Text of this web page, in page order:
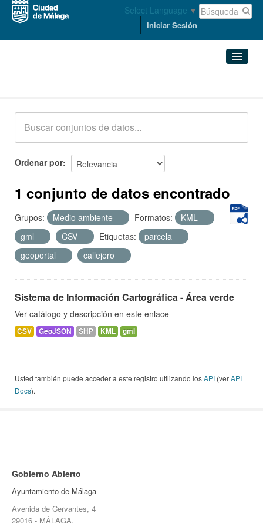
Select Language ▼
Iniciar Sesión
Acerca de
Ordenar por
1 conjunto de datos encontrado
Grupos: Medio ambiente Formatos:
KML
gml
CSV Etiquetas:
parcela
geoportal
callejero
Sistema de Información Cartográfica - Área verde
Ver catálogo y descripción en este enlace
CSV GeoJSON SHP KML gml
Usted también puede acceder a este registro utilizando losAPI (verAPI
Docs).
Gobierno Abierto
Ayuntamiento de Málaga
Avenida de Cervantes, 4
29016 - MÁLAGA.